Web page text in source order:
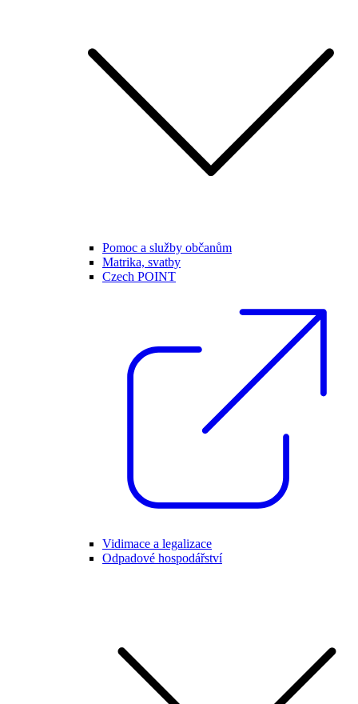
Pomoc a služby občanům
Matrika, svatby
Czech POINT
Vidimace a legalizace
Odpadové hospodářství